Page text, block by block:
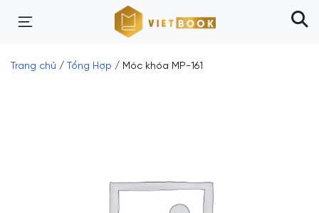
Trang chủ / Tổng Hợp / Móc khóa MP-161